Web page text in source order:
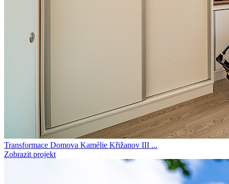
Transformace Domova Kamélie Křižanov III ...
Zobrazit projekt